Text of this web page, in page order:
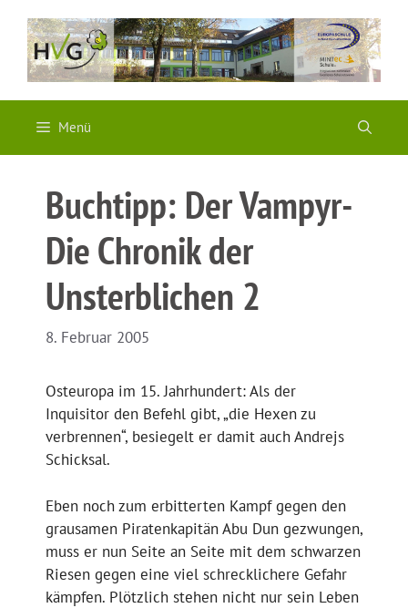
Inhalt
springen
Menü
Buchtipp: Der Vampyr-
Die Chronik der
Unsterblichen 2
8. Februar 2005
Osteuropa im 15. Jahrhundert: Als der
Inquisitor den Befehl gibt, „die Hexen zu
verbrennen“, besiegelt er damit auch Andrejs
Schicksal.
Eben noch zum erbitterten Kampf gegen den
grausamen Piratenkapitän Abu Dun gezwungen,
muss er nun Seite an Seite mit dem schwarzen
Riesen gegen eine viel schrecklichere Gefahr
kämpfen. Plötzlich stehen nicht nur sein Leben